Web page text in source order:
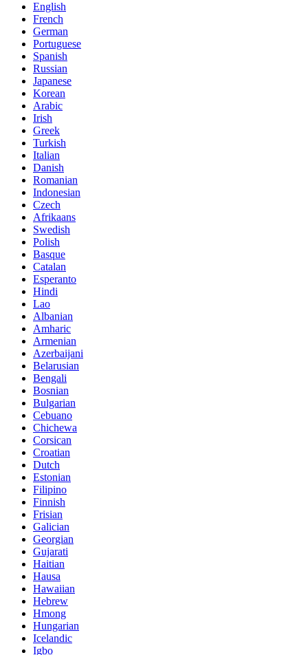
English
French
German
Portuguese
Spanish
Russian
Japanese
Korean
Arabic
Irish
Greek
Turkish
Italian
Danish
Romanian
Indonesian
Czech
Afrikaans
Swedish
Polish
Basque
Catalan
Esperanto
Hindi
Lao
Albanian
Amharic
Armenian
Azerbaijani
Belarusian
Bengali
Bosnian
Bulgarian
Cebuano
Chichewa
Corsican
Croatian
Dutch
Estonian
Filipino
Finnish
Frisian
Galician
Georgian
Gujarati
Haitian
Hausa
Hawaiian
Hebrew
Hmong
Hungarian
Icelandic
Igbo